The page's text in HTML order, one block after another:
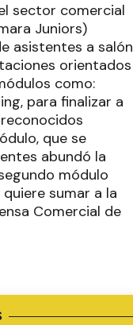
sector comercial
Juniors)
asistentes a salón
orientados
como:
para finalizar a
que se
abundó la
módulo
sumar a la
Comercial de